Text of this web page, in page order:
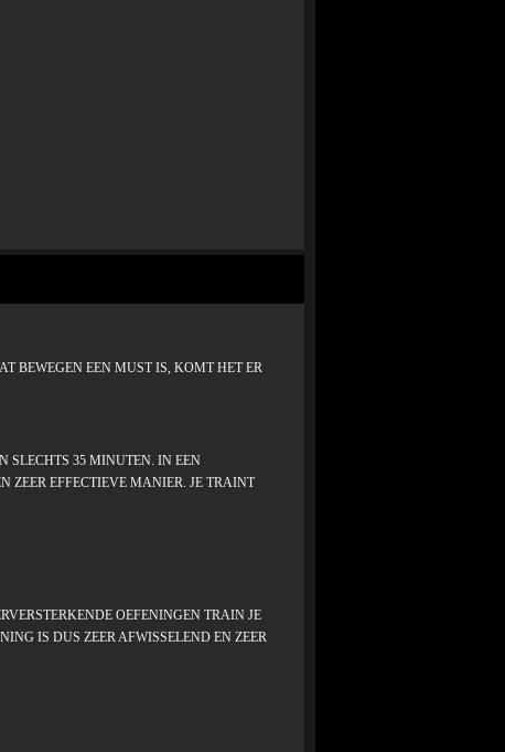
BEWEGEN EEN MUST IS, KOMT HET ER
SLECHTS 35 MINUTEN. IN EEN
ZEER EFFECTIEVE MANIER. JE TRAINT
OEFENINGEN TRAIN JE
IS DUS ZEER AFWISSELEND EN ZEER